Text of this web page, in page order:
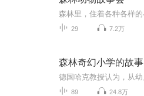
29 7.2万
森林奇幻小学的故事
89 24.8万